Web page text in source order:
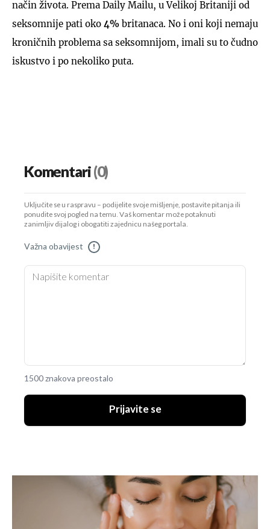
način života. Prema Daily Mailu, u Velikoj Britaniji od
seksomnije pati oko 4% britanaca. No i oni koji nemaju
kroničnih problema sa seksomnijom, imali su to čudno
iskustvo i po nekoliko puta.
Komentari(0)
Uključite se u raspravu – podijelite svoje mišljenje, postavite pitanja ili
ponudite svoj pogled na temu. Vaš komentar može potaknuti
zanimljiv dijalog i obogatiti zajednicu našeg portala.
Važna obavijest !
1500 znakova preostalo
Prijavite se